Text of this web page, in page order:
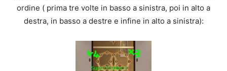
ordine ( prima tre volte in basso a sinistra, poi in alto a
destra, in basso a destre e infine in alto a sinistra):